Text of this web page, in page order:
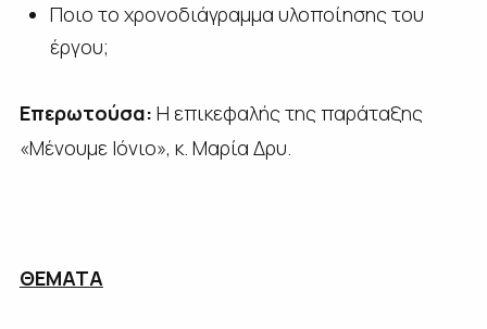
Ποιο το χρονοδιάγραμμα υλοποίησης του
έργου;
Επερωτούσα: Η επικεφαλής της παράταξης
«Μένουμε Ιόνιο», κ. Μαρία Δρυ.
ΘΕΜΑΤΑ